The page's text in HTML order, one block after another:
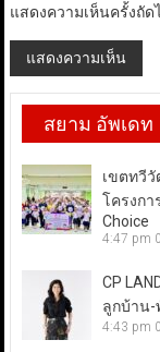
แสดงความเห็นครั้งถัด
สยาม อัพเดท
เขตทวี
โครงกา
Choice
4:47 pm
CP
ลูกบ้าน-
4:43 pm